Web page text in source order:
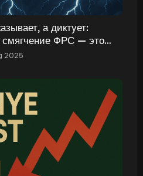
а диктует:
смягчение ФРС — это
как это взорвёт кр
2025